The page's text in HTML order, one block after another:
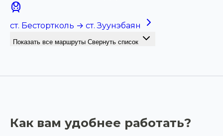
ст. Бестортколь → ст. Зуунэбаян
Показать все маршруты Свернуть список
Как вам удобнее работать?